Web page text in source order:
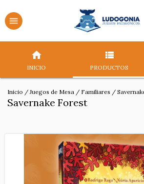
INICIO PRODUCTOS
Inicio / Juegos de Mesa / Familiares /
Savernake Forest